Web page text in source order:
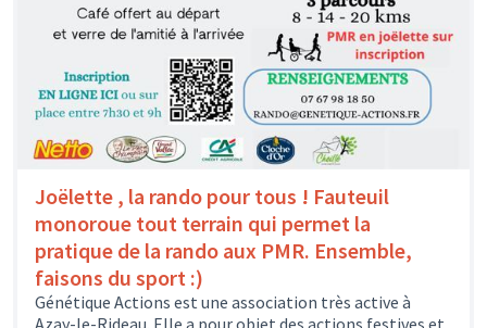
Joëlette , la rando pour tous ! Fauteuil
monoroue tout terrain qui permet la
pratique de la rando aux PMR. Ensemble,
faisons du sport :)
Génétique Actions est une association très active à